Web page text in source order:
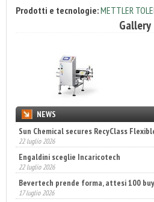
Prodotti e tecnologie:METTLER
Gallery
NEWS
Sun Chemical secures RecyClass
22 luglio 2026
Engaldini sceglie Incaricotech
22 luglio 2026
Bevertech prende forma, attesi 100
17 luglio 2026